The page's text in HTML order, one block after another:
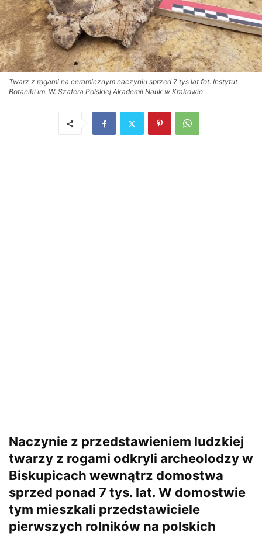
Twarz z rogami na ceramicznym naczyniu sprzed 7 tys lat fot. Instytut
Botaniki im. W. Szafera Polskiej Akademii Nauk w Krakowie
Naczynie z przedstawieniem ludzkiej
twarzy z rogami odkryli archeolodzy w
Biskupicach wewnątrz domostwa
sprzed ponad 7 tys. lat. W domostwie
tym mieszkali przedstawiciele
pierwszych rolników na polskich